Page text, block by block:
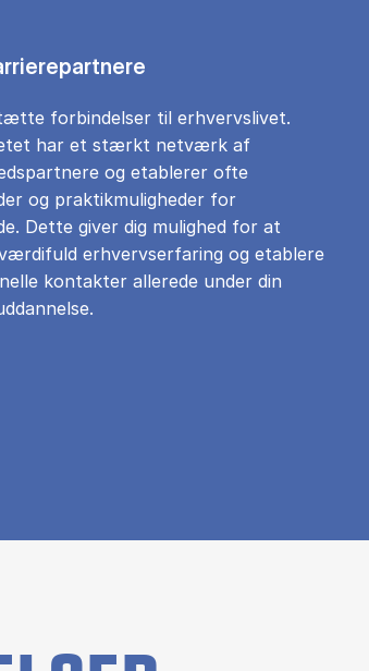
forbindelser til erhvervslivet.
har et stærkt netværk af
og etablerer ofte
og praktikmuligheder for
Dette giver dig mulighed for at
erhvervserfaring og etablere
kontakter allerede under din